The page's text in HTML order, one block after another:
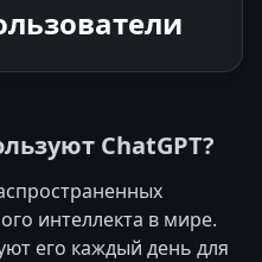
ChatGPT?
интеллекта в мире.
его каждый день для